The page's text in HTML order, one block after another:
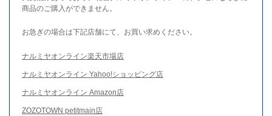
商品のご購入ができません。
お急ぎの場合は下記店舗にて、お買い求めください。
ナルミヤオンライン楽天市場店
ナルミヤオンライン Yahoo!ショッピング店
ナルミヤオンライン Amazon店
ZOZOTOWN petitmain店